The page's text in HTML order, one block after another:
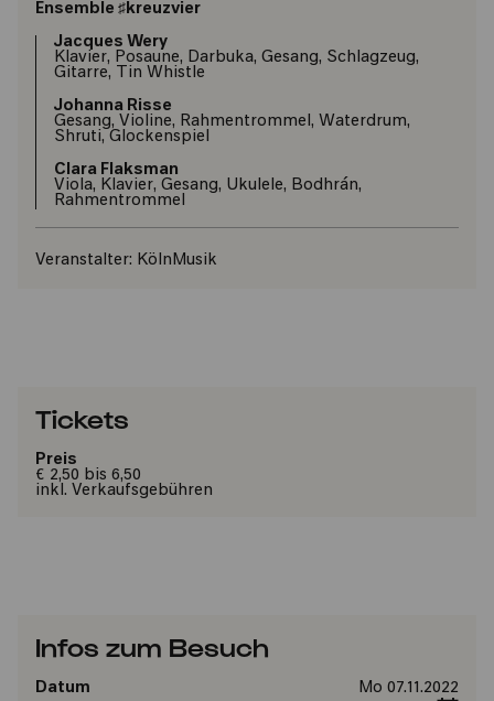
Ensemble ♯kreuzvier
Jacques Wery
Klavier, Posaune, Darbuka, Gesang, Schlagzeug,
Gitarre, Tin Whistle
Johanna Risse
Gesang, Violine, Rahmentrommel, Waterdrum,
Shruti, Glockenspiel
Clara Flaksman
Viola, Klavier, Gesang, Ukulele, Bodhrán,
Rahmentrommel
Veranstalter: KölnMusik
Tickets
Preis
€ 2,50 bis 6,50
inkl. Verkaufsgebühren
Infos zum Besuch
Datum Mo 07.11.2022